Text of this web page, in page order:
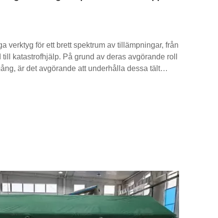
verktyg för ett brett spektrum av tillämpningar, från
katastrofhjälp. På grund av deras avgörande roll
är det avgörande att underhålla dessa tält